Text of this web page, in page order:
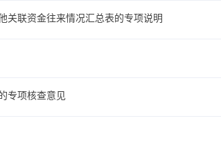
关联资金往来情况汇总表的专项说明
专项核查意见